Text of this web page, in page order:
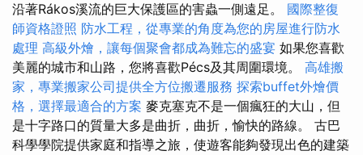
沿著Rákos溪流的巨大保護區的害蟲一側遠足。 國際整復
師資格證照 防水工程，從專業的角度為您的房屋進行防水
處理 高級外燴，讓每個聚會都成為難忘的盛宴 如果您喜歡
美麗的城市和山路，您將喜歡Pécs及其周圍環境。 高雄搬
家，專業搬家公司提供全方位搬遷服務 探索buffet外燴價
格，選擇最適合的方案 麥克塞克不是一個瘋狂的大山，但
是十字路口的質量大多是曲折，曲折，愉快的路線。 古巴
科學學院提供家庭和指導之旅，使遊客能夠發現出色的建築